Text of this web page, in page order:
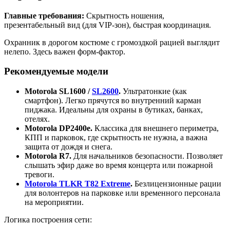
Главные требования: Скрытность ношения,
презентабельный вид (для VIP-зон), быстрая координация.
Охранник в дорогом костюме с громоздкой рацией выглядит
нелепо. Здесь важен форм-фактор.
Рекомендуемые модели
Motorola SL1600 /SL2600. Ультратонкие (как
смартфон). Легко прячутся во внутренний карман
пиджака. Идеальны для охраны в бутиках, банках,
отелях.
Motorola DP2400e. Классика для внешнего периметра,
КПП и парковок, где скрытность не нужна, а важна
защита от дождя и снега.
Motorola R7. Для начальников безопасности. Позволяет
слышать эфир даже во время концерта или пожарной
тревоги.
Motorola TLKR T82 Extreme. Безлицензионные рации
для волонтеров на парковке или временного персонала
на мероприятии.
Логика построения сети: